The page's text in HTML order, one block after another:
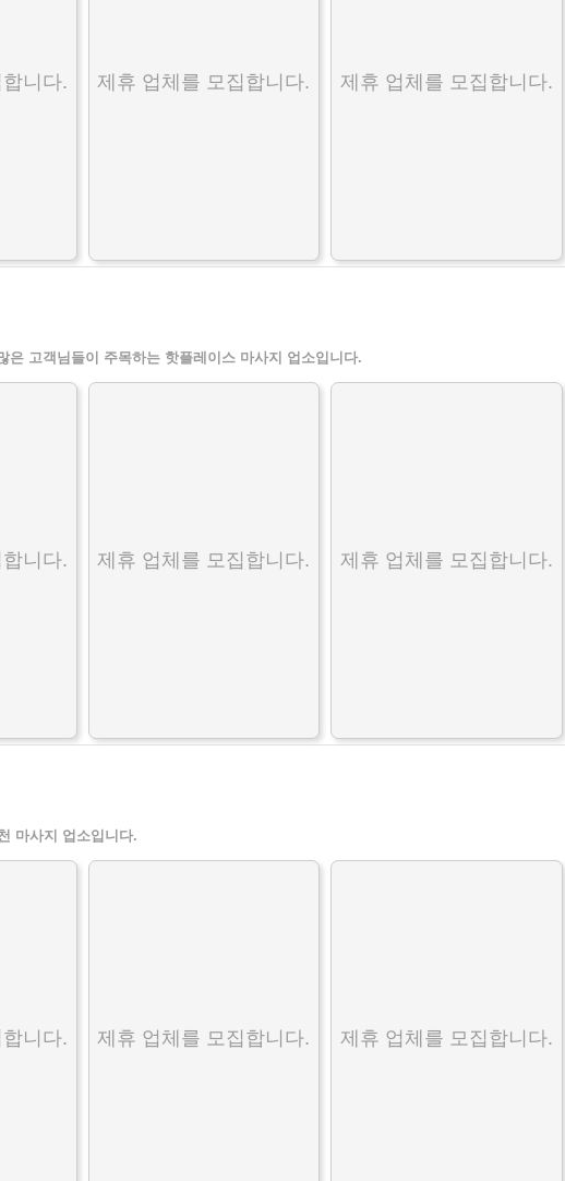
니다. 제휴 업체를 모집합니다. 제휴 업체를 모집합니다.
은 고객님들이 주목하는 핫플레이스 마사지 업소입니다.
니다. 제휴 업체를 모집합니다. 제휴 업체를 모집합니다.
마사지 업소입니다.
니다. 제휴 업체를 모집합니다. 제휴 업체를 모집합니다.